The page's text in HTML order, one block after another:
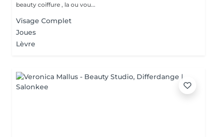
beauty coiffure , la ou vou...
Visage Complet
Joues
Lèvre